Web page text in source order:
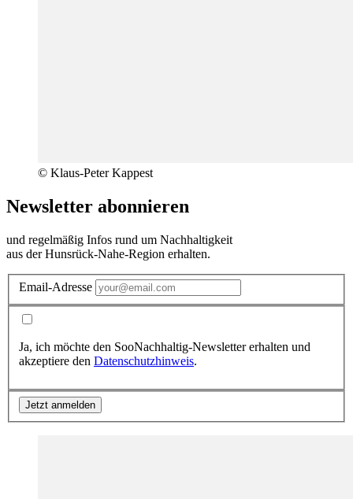
© Klaus-Peter Kappest
Newsletter abonnieren
und regelmäßig Infos rund um Nachhaltigkeit
aus der Hunsrück-Nahe-Region erhalten.
Email-Adresse
Ja, ich möchte den SooNachhaltig-Newsletter erhalten und
akzeptiere den Datenschutzhinweis.
Jetzt anmelden